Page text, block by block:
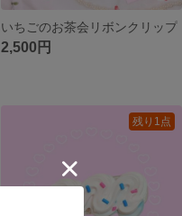
いちごのお茶会リボンクリップ
2,500円
残り1点